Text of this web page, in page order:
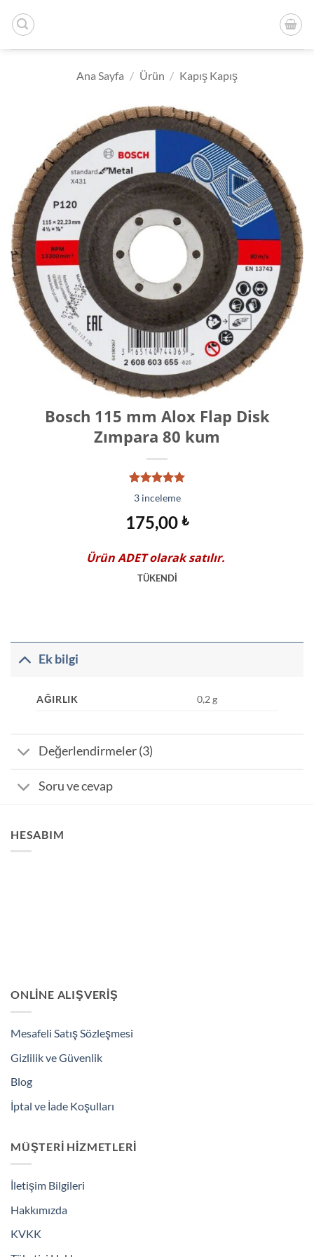
atla
Ana Sayfa / Ürün / Kapış Kapış
Bosch 115 mm Alox Flap Disk
Zımpara 80 kum
müşteri
puanına
dayanarak
5 üzerinden
3inceleme
175,00 ₺
ÜrünADETolarak satılır.
TÜKENDİ
Ek bilgi
AĞIRLIK 0,2 g
Değerlendirmeler (3)
Soru ve cevap
HESABIM
ONLINE ALIŞVERIŞ
Mesafeli Satış Sözleşmesi
Gizlilik ve Güvenlik
Blog
İptal ve İade Koşulları
MÜŞTERI HIZMETLERI
İletişim Bilgileri
Hakkımızda
KVKK